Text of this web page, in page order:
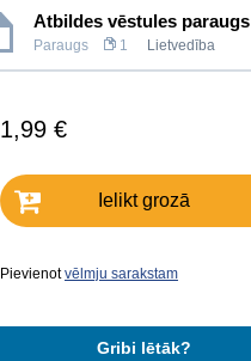
Atbildes vēstules paraugs
Paraugs 1 Lietvedība
1,99 €
Ielikt grozā
Pievienotvēlmju sarakstam
Gribi lētāk?